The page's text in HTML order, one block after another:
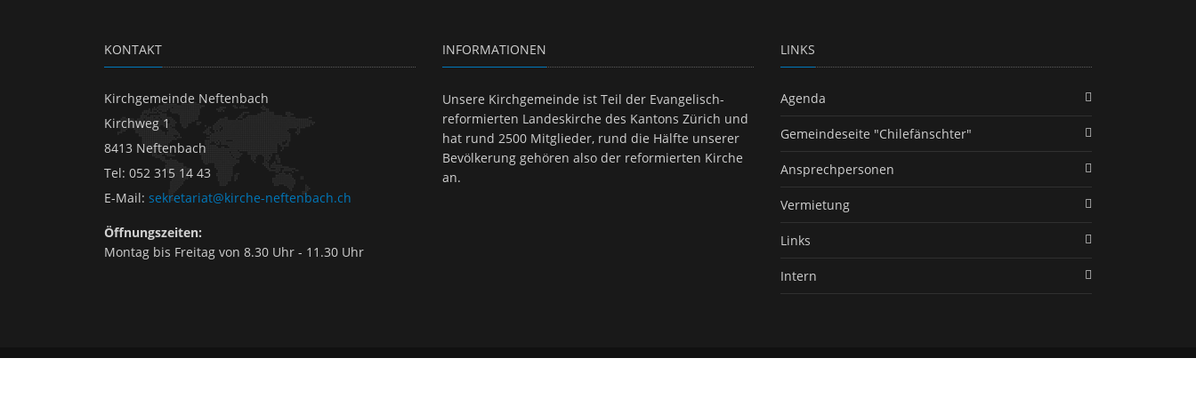
KONTAKT
Kirchgemeinde Neftenbach
Kirchweg 1
8413 Neftenbach
Tel: 052 315 14 43
E-Mail: sekretariat@kirche-neftenbach.ch
Öffnungszeiten:
Montag bis Freitag von 8.30 Uhr - 11.30 Uhr
INFORMATIONEN
Unsere Kirchgemeinde ist Teil der Evangelisch-
reformierten Landeskirche des Kantons Zürich und
hat rund 2500 Mitglieder, rund die Hälfte unserer
Bevölkerung gehören also der reformierten Kirche
an.
LINKS
Agenda
Gemeindeseite "Chilefänschter"
Ansprechpersonen
Vermietung
Links
Intern